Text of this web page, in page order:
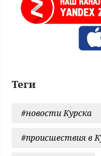
Теги
#новости Курска
#происшествия в